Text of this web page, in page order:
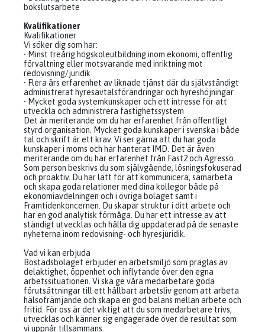
bokslutsarbete
Kvalifikationer
Kvalifikationer
Vi söker dig som har:
• Minst treårig högskoleutbildning inom ekonomi, offentlig
förvaltning eller motsvarande med inriktning mot
redovisning/juridik
• Flera års erfarenhet av liknade tjänst där du självständigt
administrerat hyresavtalsförändringar och hyreshöjningar
• Mycket goda systemkunskaper och ett intresse för att
utveckla och administrera fastighetssystem
Det är meriterande om du har erfarenhet från offentligt
styrd organisation. Mycket goda kunskaper i svenska i både
tal och skrift är ett krav. Vi ser gärna att du har goda
kunskaper i moms och har hanterat IMD. Det är även
meriterande om du har erfarenhet från Fast2 och Agresso.
Som person beskrivs du som självgående, lösningsfokuserad
och proaktiv. Du har lätt för att kommunicera, samarbeta
och skapa goda relationer med dina kollegor både på
ekonomiavdelningen och i övriga bolaget samt i
Framtidenkoncernen. Du skapar struktur i ditt arbete och
har en god analytisk förmåga. Du har ett intresse av att
ständigt utvecklas och hålla dig uppdaterad på de senaste
nyheterna inom redovisning- och hyresjuridik.
Vad vi kan erbjuda
Bostadsbolaget erbjuder en arbetsmiljö som präglas av
delaktighet, öppenhet och inflytande över den egna
arbetssituationen. Vi ska ge våra medarbetare goda
förutsättningar till ett hållbart arbetsliv genom att arbeta
hälsofrämjande och skapa en god balans mellan arbete och
fritid. För oss är det viktigt att du som medarbetare trivs,
utvecklas och känner sig engagerade över de resultat som
vi uppnår tillsammans.